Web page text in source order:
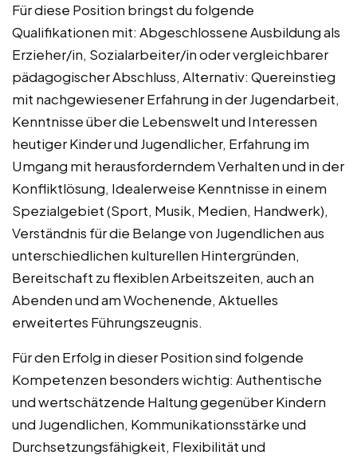
Für diese Position bringst du folgende
Qualifikationen mit: Abgeschlossene Ausbildung als
Erzieher/in, Sozialarbeiter/in oder vergleichbarer
pädagogischer Abschluss, Alternativ: Quereinstieg
mit nachgewiesener Erfahrung in der Jugendarbeit,
Kenntnisse über die Lebenswelt und Interessen
heutiger Kinder und Jugendlicher, Erfahrung im
Umgang mit herausforderndem Verhalten und in der
Konfliktlösung, Idealerweise Kenntnisse in einem
Spezialgebiet (Sport, Musik, Medien, Handwerk),
Verständnis für die Belange von Jugendlichen aus
unterschiedlichen kulturellen Hintergründen,
Bereitschaft zu flexiblen Arbeitszeiten, auch an
Abenden und am Wochenende, Aktuelles
erweitertes Führungszeugnis.
Für den Erfolg in dieser Position sind folgende
Kompetenzen besonders wichtig: Authentische
und wertschätzende Haltung gegenüber Kindern
und Jugendlichen, Kommunikationsstärke und
Durchsetzungsfähigkeit, Flexibilität und